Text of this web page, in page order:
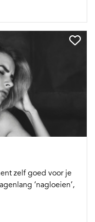
zelf goed voor je
‘nagloeien’,